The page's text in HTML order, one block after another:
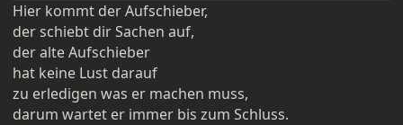
Hier kommt der Aufschieber,
der schiebt dir Sachen auf,
der alte Aufschieber
hat keine Lust darauf
zu erledigen was er machen muss,
darum wartet er immer bis zum Schluss.